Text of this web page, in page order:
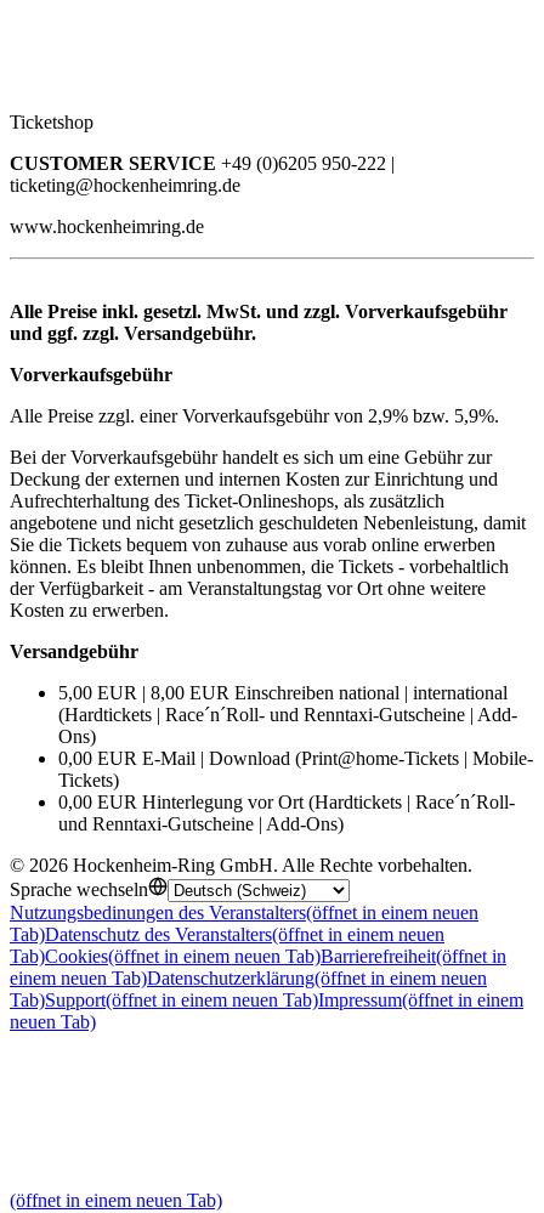
Ticketshop
CUSTOMER SERVICE +49 (0)6205 950-222 |
ticketing@hockenheimring.de
www.hockenheimring.de
Alle Preise inkl. gesetzl. MwSt. und zzgl. Vorverkaufsgebühr
und ggf. zzgl. Versandgebühr.
Vorverkaufsgebühr
Alle Preise zzgl. einer Vorverkaufsgebühr von 2,9% bzw. 5,9%.
Bei der Vorverkaufsgebühr handelt es sich um eine Gebühr zur
Deckung der externen und internen Kosten zur Einrichtung und
Aufrechterhaltung des Ticket-Onlineshops, als zusätzlich
angebotene und nicht gesetzlich geschuldeten Nebenleistung, damit
Sie die Tickets bequem von zuhause aus vorab online erwerben
können. Es bleibt Ihnen unbenommen, die Tickets - vorbehaltlich
der Verfügbarkeit - am Veranstaltungstag vor Ort ohne weitere
Kosten zu erwerben.
Versandgebühr
5,00 EUR | 8,00 EUR Einschreiben national | international
(Hardtickets | Race´n´Roll- und Renntaxi-Gutscheine | Add-
Ons)
0,00 EUR E-Mail | Download (Print@home-Tickets | Mobile-
Tickets)
0,00 EUR Hinterlegung vor Ort (Hardtickets | Race´n´Roll-
und Renntaxi-Gutscheine | Add-Ons)
© 2026 Hockenheim-Ring GmbH. Alle Rechte vorbehalten.
Sprache wechseln
Nutzungsbedinungen des Veranstalters(öffnet in einem neuen
Tab)Datenschutz des Veranstalters(öffnet in einem neuen
Tab)Cookies(öffnet in einem neuen Tab)Barrierefreiheit(öffnet in
einem neuen Tab)Datenschutzerklärung(öffnet in einem neuen
Tab)Support(öffnet in einem neuen Tab)Impressum(öffnet in einem
neuen Tab)
(öffnet in einem neuen Tab)